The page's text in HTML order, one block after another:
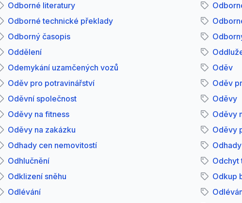
Odborné literatury
Odborné technické překlady
Odborný časopis
Oddělení
Odemykání uzamčených vozů
Oděv
Oděv pro potravinářství
Oděv
Oděvní společnost
Oděvy
Oděvy na fitness
Oděvy
Oděvy na zakázku
Oděvy
Odhady cen nemovitostí
Odhlučnění
Odchyt
Odklizení sněhu
Odkup
Odlévání